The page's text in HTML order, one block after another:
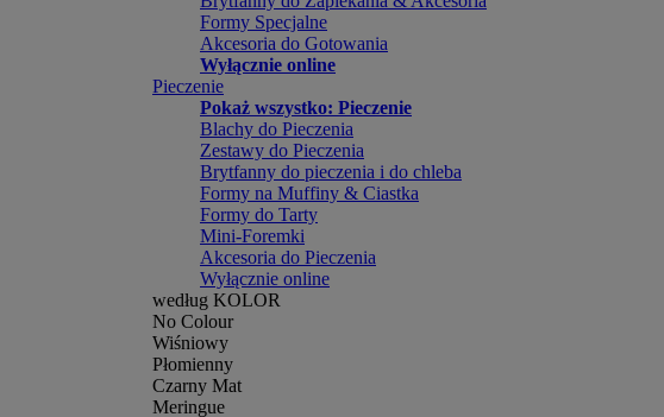
Formy Specjalne
Akcesoria do Gotowania
Wyłącznie online
Pieczenie
Pokaż wszystko: Pieczenie
Blachy do Pieczenia
Zestawy do Pieczenia
Brytfanny do pieczenia i do chleba
Formy na Muffiny & Ciastka
Formy do Tarty
Mini-Foremki
Akcesoria do Pieczenia
Wyłącznie online
według KOLOR
No Colour
Wiśniowy
Płomienny
Czarny Mat
Meringue